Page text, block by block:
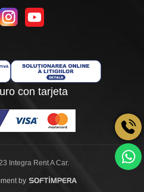
con tarjeta
Integra Rent A Car.
by